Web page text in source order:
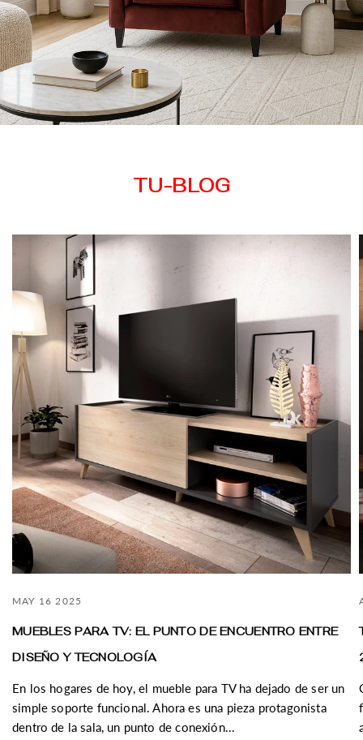
TU-BLOG
MAY 16 2025
MUEBLES PARA TV: EL PUNTO DE ENCUENTRO ENTRE
DISEÑO Y TECNOLOGÍA
En los hogares de hoy, el mueble para TV ha dejado de ser un
simple soporte funcional. Ahora es una pieza protagonista
dentro de la sala, un punto de conexión...